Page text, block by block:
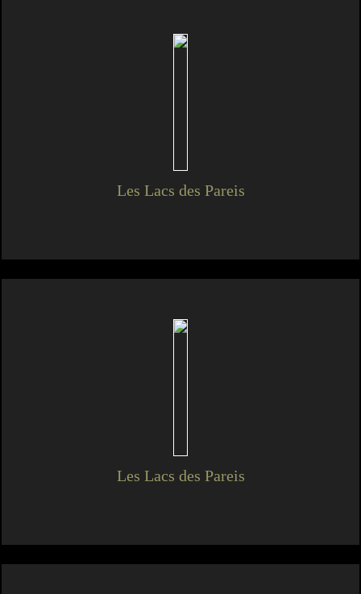
Les Lacs des Pareis
Les Lacs des Pareis